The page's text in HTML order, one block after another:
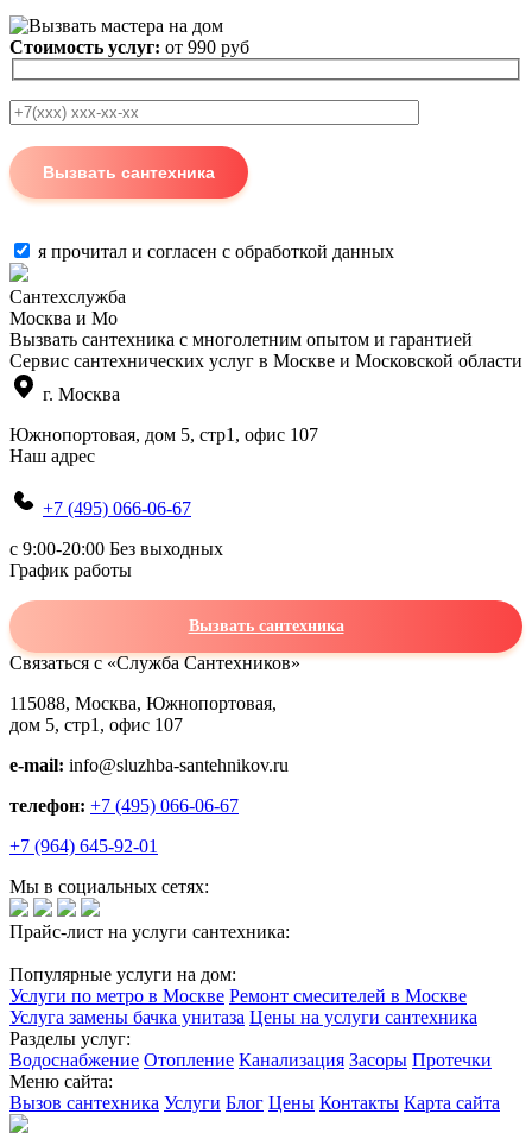
Стоимость услуг: от 990 руб
я прочитал и согласен с обработкой данных
Сантехслужба
Москва и Мо
Вызвать сантехника с многолетним опытом и гарантией
Сервис сантехнических услуг в Москве и Московской области
г. Москва
Южнопортовая, дом 5, стр1, офис 107
Наш адрес
+7 (495) 066-06-67
c 9:00-20:00 Без выходных
График работы
Вызвать сантехника
Связаться с «Служба Сантехников»
115088, Москва, Южнопортовая,
дом 5, стр1, офис 107
e-mail: info@sluzhba-santehnikov.ru
телефон: +7 (495) 066-06-67
+7 (964) 645-92-01
Мы в социальных сетях:
Прайс-лист на услуги сантехника:
Популярные услуги на дом:
Услуги по метро в Москве Ремонт смесителей в Москве
Услуга замены бачка унитаза Цены на услуги сантехника
Разделы услуг:
Водоснабжение Отопление Канализация Засоры Протечки
Меню сайта:
Вызов сантехника Услуги Блог Цены Контакты Карта сайта